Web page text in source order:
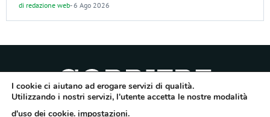
di redazione web-6 Ago 2026
I cookie ci aiutano ad erogare servizi di qualità.
Utilizzando i nostri servizi, l'utente accetta le nostre modalità
d'uso dei cookie. impostazioni.